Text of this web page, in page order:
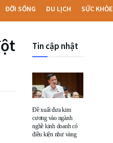
ĐỜI SỐNG DU LỊCH SỨC KHỎE
Tin cập nhật
Đề xuất đưa kim
cương vào ngành
nghề kinh doanh có
điều kiện như vàng